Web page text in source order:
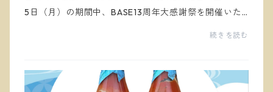
5日（月）の期間中、BASE13周年大感謝祭を開催いた
続きを読む